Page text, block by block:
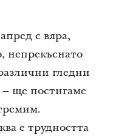
с вяра,
непрекъснато
гледни
ще постигаме
е трудността